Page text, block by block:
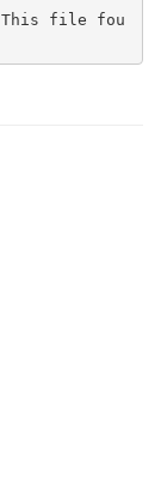
file fou